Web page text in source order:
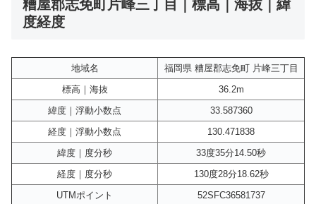
糟屋郡志免町片峰三丁目｜標高｜海抜｜緯
度経度
地域名
福岡県 糟屋郡志免町 片峰三丁目
標高｜海抜
36.2m
緯度｜浮動小数点
33.587360
経度｜浮動小数点
130.471838
緯度｜度分秒
33度35分14.50秒
経度｜度分秒
130度28分18.62秒
UTMポイント
52SFC36581737